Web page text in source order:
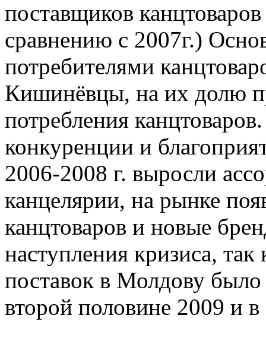
поставщиков
сравнению с 2007г.)
потребителями
Кишинёвцы, на их долю
потребления
конкуренции и
2006-2008 г. выросли
канцелярии, на рынке
канцтоваров и новые
наступления кризиса,
поставок в Молдову
второй половине 2009 и в